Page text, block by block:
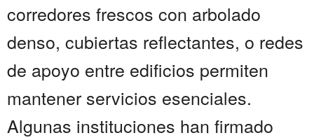
corredores frescos con arbolado
denso, cubiertas reflectantes, o redes
de apoyo entre edificios permiten
mantener servicios esenciales.
Algunas instituciones han firmado